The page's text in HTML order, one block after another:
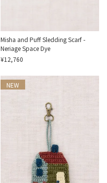
Misha and Puff Sledding Scarf -
Neriage Space Dye
¥12,760
NEW